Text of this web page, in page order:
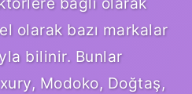
olarak bazı markalar
bilinir. Bunlar
Modoko, Doğtaş,